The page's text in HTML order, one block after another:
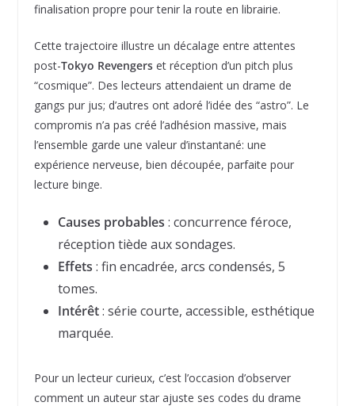
finalisation propre pour tenir la route en librairie.
Cette trajectoire illustre un décalage entre attentes
post-Tokyo Revengerset réception d’un pitch plus
“cosmique”. Des lecteurs attendaient un drame de
gangs pur jus; d’autres ont adoré l’idée des “astro”. Le
compromis n’a pas créé l’adhésion massive, mais
l’ensemble garde une valeur d’instantané: une
expérience nerveuse, bien découpée, parfaite pour
lecture binge.
Causes probables : concurrence féroce,
réception tiède aux sondages.
Effets : fin encadrée, arcs condensés, 5
tomes.
Intérêt: série courte, accessible, esthétique
marquée.
Pour un lecteur curieux, c’est l’occasion d’observer
comment un auteur star ajuste ses codes du drame